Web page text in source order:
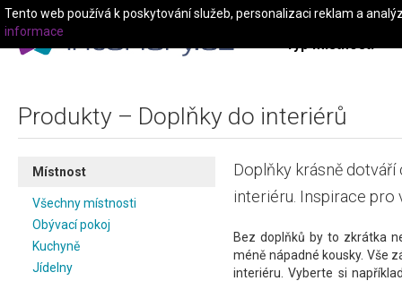
Typ místnosti
Produkty – Doplňky do interiérů
Místnost
Všechny místnosti
Obývací pokoj
Kuchyně
Jídelny
Doplňky krásně
interiéru. Inspirace pro
Bez doplňků by to zkrátka
méně nápadné kousky. Vše
interiéru. Vyberte si
Tento web používá k poskytování služeb, personalizaci reklam a
informace